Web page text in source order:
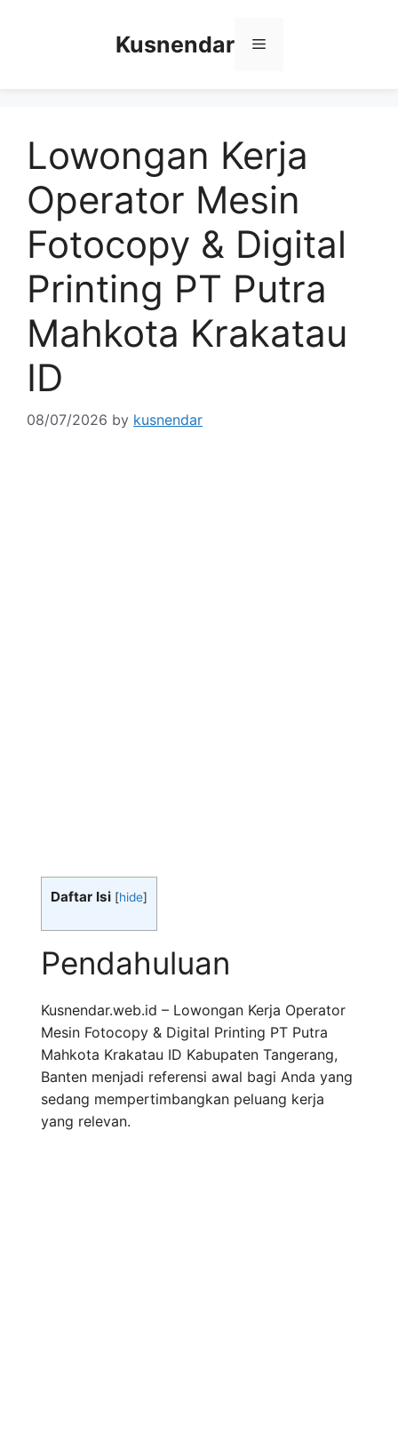
Kusnendar Menu
Lowongan Kerja
Operator Mesin
Fotocopy & Digital
Printing PT Putra
Mahkota Krakatau
ID
08/07/2026 by kusnendar
Daftar Isi [hide]
Pendahuluan
Kusnendar.web.id – Lowongan Kerja Operator
Mesin Fotocopy & Digital Printing PT Putra
Mahkota Krakatau ID Kabupaten Tangerang,
Banten menjadi referensi awal bagi Anda yang
sedang mempertimbangkan peluang kerja
yang relevan.